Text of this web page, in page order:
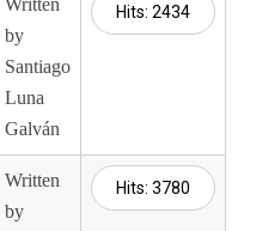
Written
by
Santiago
Luna
Galván
Hits: 2434
Written
by
Hits: 3780